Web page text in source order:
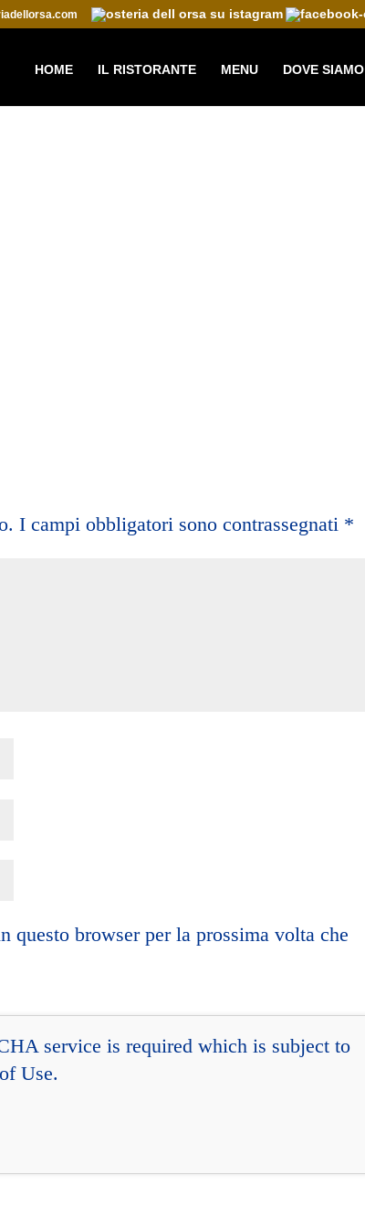
HOME IL RISTORANTE MENU DOVE SIAMO
I campi obbligatori sono contrassegnati *
questo browser per la prossima volta che
service is required which is subject to
Use.